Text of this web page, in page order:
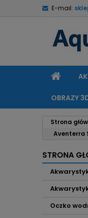
E-mail:
OBRAZY
Strona
Aventerra
STRONA
Oczko